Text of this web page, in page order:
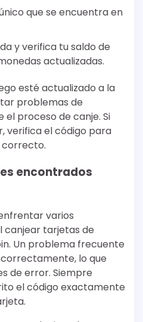
que se encuentra en
y verifica tu saldo de
actualizadas.
esté actualizado a la
problemas de
proceso de canje. Si
verifica el código para
correcto.
encontrados
varios
canjear tarjetas de
Un problema frecuente
lo que
de error. Siempre
el código exactamente